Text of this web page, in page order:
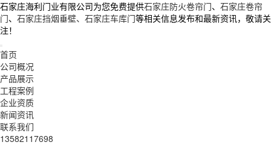
石家庄海利门业有限公司为您免费提供石家庄防火卷帘门、 石家庄卷帘
门、 石家庄挡烟垂壁、石家庄车库门等相关信息发布和最新资讯，敬请关
注！
首页
公司概况
产品展示
工程案例
企业资质
新闻资讯
联系我们
13582117698